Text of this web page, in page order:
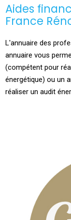
Aides
France
L'annuaire des
annuaire vous
(compétent pour
énergétique) ou un
réaliser un audit